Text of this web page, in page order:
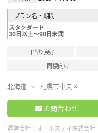
プラン名・期間
スタンダード
30日以上～90日未満
日当り良好
同棲向け
北海道 札幌市中央区
お問合わせ
運営会社： オールステイ株式会社